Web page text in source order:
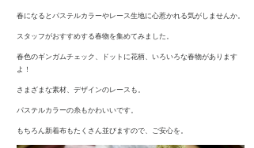
春になるとパステルカラーやレース生地に心惹かれる気がしませんか。
スタッフがおすすめする春物を集めてみました。
春色のギンガムチェック、ドットに花柄、いろいろな春物があります
よ！
さまざまな素材、デザインのレースも。
パステルカラーの糸もかわいいです。
もちろん新着布もたくさん並びますので、ご安心を。